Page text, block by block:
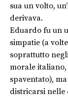
sua un volto,
derivava.
Eduardo fu un
simpatie (a
soprattutto
morale
spaventato),
districarsi nelle